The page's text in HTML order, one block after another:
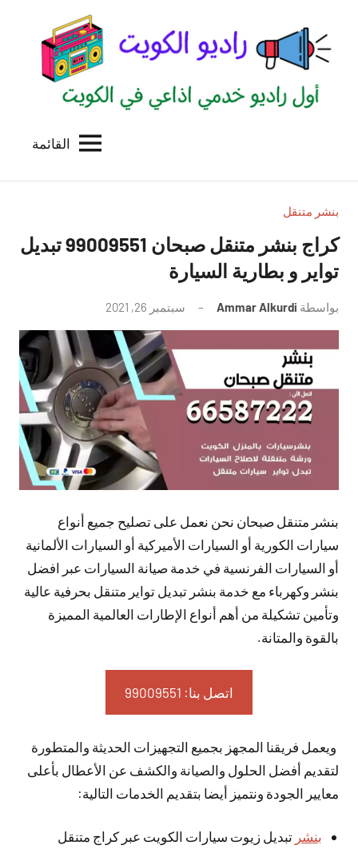
المحتوى
الكويت
للاعلانات
بالكويت
القائمة
بنشر متنقل
كراج بنشر متنقل صبحان 99009551‬ تبديل
تواير و بطارية السيارة
بواسطة Ammar Alkurdi سبتمبر 26, 2021
توجد
تعليقات
بنشر متنقل صبحان نحن نعمل على تصليح جميع أنواع
سيارات الكورية أو السيارات الأميركية أو السيارات الألمانية
أو السيارات الفرنسية في خدمة صيانة السيارات عبر افضل
بنشر وكهرباء مع خدمة بنشر تبديل تواير متنقل بحرفية عالية
وتأمين تشكيلة من أهم أنواع الإطارات العالمية المميزة
بالقوة والمتانة.
اتصل بنا: 99009551‬
ويعمل فريقنا المجهز بجميع التجهيزات الحديثة والمتطورة
لتقديم أفضل الحلول والصيانة والكشف عن الأعطال بأعلى
معايير الجودة ونتميز أيضا بتقديم الخدمات التالية:
بنشر تبديل زيوت سيارات الكويت عبر كراج متنقل